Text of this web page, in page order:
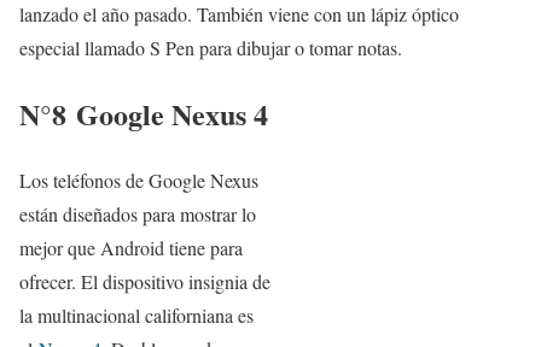
lanzado el año pasado. También viene con un lápiz óptico
especial llamado S Pen para dibujar o tomar notas.
N°8 Google Nexus 4
Los teléfonos de Google Nexus
están diseñados para mostrar lo
mejor que Android tiene para
ofrecer. El dispositivo insignia de
la multinacional californiana es